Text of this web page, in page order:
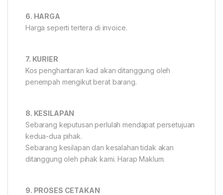
6. HARGA
Harga seperti tertera di invoice.
7. KURIER
Kos penghantaran kad akan ditanggung oleh
penempah mengikut berat barang.
8. KESILAPAN
Sebarang keputusan perlulah mendapat persetujuan
kedua-dua pihak.
Sebarang kesilapan dan kesalahan tidak akan
ditanggung oleh pihak kami. Harap Maklum.
9. PROSES CETAKAN